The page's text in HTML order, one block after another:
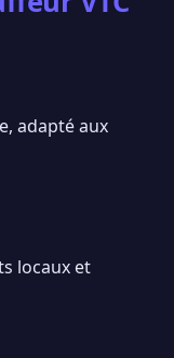
adapté aux
locaux et